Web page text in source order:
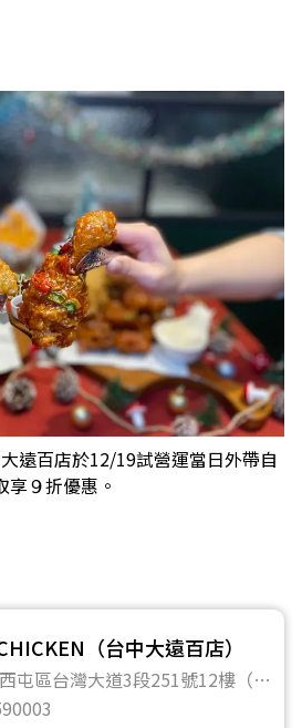
遠百店於12/19試營運當日外帶自
享９折優惠。
（台中大遠百店）
屯區台灣大道3段251號12樓（台
）